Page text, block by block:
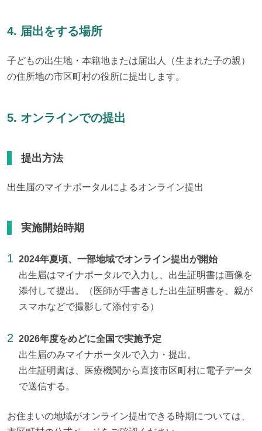
4. 届出をする場所
子どもの出生地・本籍地または届出人（生まれた子の親）
の住所地の市区町村の役所に提出します。
5. オンラインでの提出
提出方法
出生届のマイナポータルによるオンライン提出
実施開始時期
2024年夏頃、一部地域でオンライン提出が開始
出生届はマイナポータルで入力し、出生証明書は画像を
添付して提出。（医師が手書きした出生証明書を、親が
スマホなどで撮影して添付する）
2026年度をめどに全国で実施予定
出生届のみマイナポータルで入力・提出。
出生証明書は、医療機関から直接市区町村に電子データ
で送信する。
お住まいの地域がオンライン提出できる時期については、